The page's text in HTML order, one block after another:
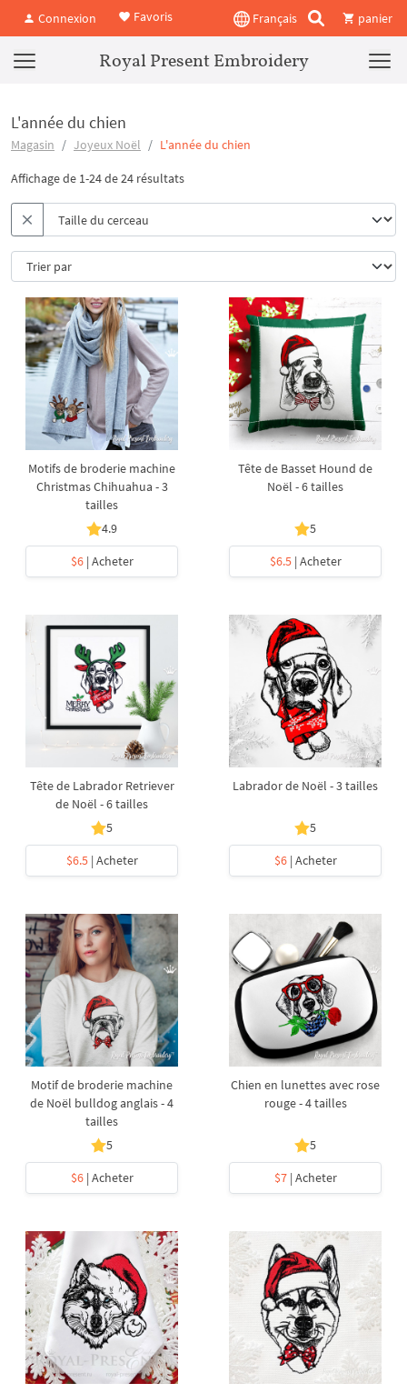
Connexion Favoris Français panier
Royal Present Embroidery
L'année du chien
Magasin Joyeux Noël L'année du chien
Affichage de 1-24 de 24 résultats
Motifs de broderie machine
Christmas Chihuahua - 3
tailles
4.9
$6| Acheter
Tête de Basset Hound de
Noël - 6 tailles
5
$6.5| Acheter
Tête de Labrador Retriever
de Noël - 6 tailles
5
$6.5| Acheter
Labrador de Noël - 3 tailles
5
$6| Acheter
Motif de broderie machine
de Noël bulldog anglais - 4
tailles
5
$6| Acheter
Chien en lunettes avec rose
rouge - 4 tailles
5
$7| Acheter